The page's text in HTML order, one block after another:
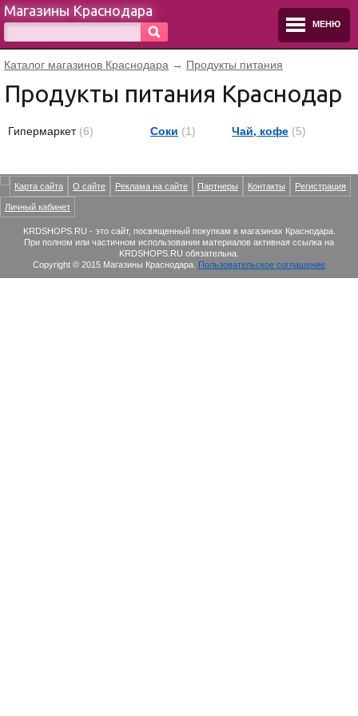
Магазины Краснодара
МЕНЮ
Каталог магазинов Краснодара → Продукты питания
Продукты питания Краснодар
Гипермаркет (6) Соки (1) Чай, кофе (5)
Карта сайта О сайте Реклама на сайте Партнеры Контакты Регистрация
Личный кабинет
KRDSHOPS.RU - это сайт, посвященный покупкам в магазинах Краснодара.
При полном или частичном использовании материалов активная ссылка на
KRDSHOPS.RU обязательна.
Copyright © 2015 Магазины Краснодара. Пользовательское соглашение